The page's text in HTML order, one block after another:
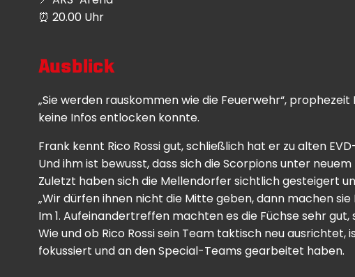
⏰️ 20.00 Uhr
Ausblick
„Sie werden rauskommen wie die Feuerwehr“,
keine Infos entlocken konnte.
Frank kennt Rico Rossi gut, schließlich hat er zu alten
Und ihm ist bewusst, dass sich die Scorpions unter
Zuletzt haben sich die Mellendorfer sichtlich gesteigert
„Wir dürfen ihnen nicht die Mitte geben, dann machen
Im 1. Aufeinandertreffen machten es die Füchse sehr
Wie und ob Rico Rossi sein Team taktisch neu
fokussiert und an den Special-Teams gearbeitet haben.